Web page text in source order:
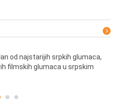
od najstarijih srpkih glumaca,
filmskih glumaca u srpskim